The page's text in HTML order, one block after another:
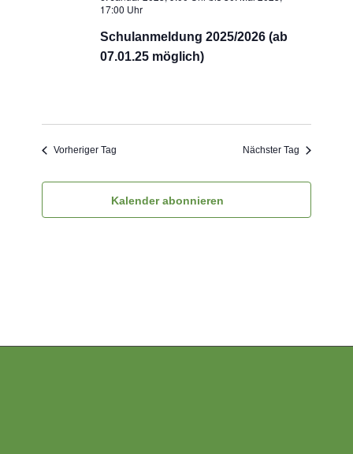
17:00 Uhr
Schulanmeldung 2025/2026 (ab
07.01.25 möglich)
Vorheriger Tag Nächster Tag
Kalender abonnieren